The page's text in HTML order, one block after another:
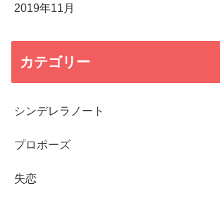
2019年11月
カテゴリー
シンデレラノート
プロポーズ
失恋